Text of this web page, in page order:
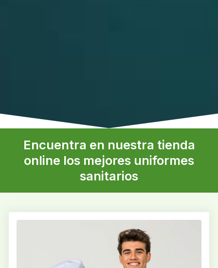
Encuentra en nuestra tienda
online los mejores uniformes
sanitarios